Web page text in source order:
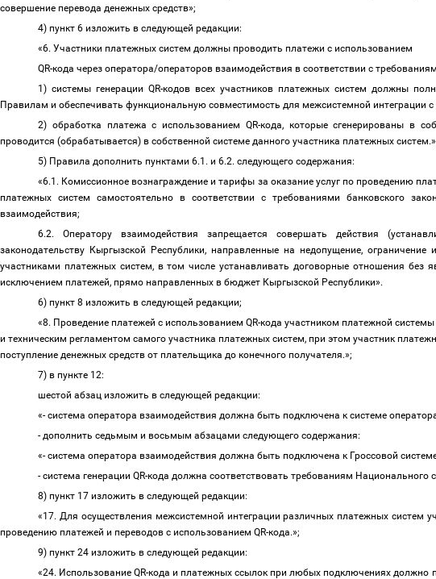
совершение перевода денежных средств»;
4) пункт 6 изложить в следующей редакции:
«6. Участники платежных систем должны проводить платежи с использованием
QR-кода через оператора/операторов взаимодействия в соответствии с
1) системы генерации QR-кодов всех участников платежных систем должны
Правилам и обеспечивать функциональную совместимость для межсистемной интеграции
2) обработка платежа с использованием QR-кода, которые сгенерированы в
проводится (обрабатывается) в собственной системе данного участника платежных
5) Правила дополнить пунктами 6.1. и 6.2. следующего содержания:
«6.1. Комиссионное вознаграждение и тарифы за оказание услуг по проведению
платежных систем самостоятельно в соответствии с требованиями банковского
взаимодействия;
6.2. Оператору взаимодействия запрещается совершать действия
законодательству Кыргызской Республики, направленные на недопущение,
участниками платежных систем, в том числе устанавливать договорные отношения
исключением платежей, прямо направленных в бюджет Кыргызской Республики».
6) пункт 8 изложить в следующей редакции;
«8. Проведение платежей с использованием QR-кода участником платежной
и техническим регламентом самого участника платежных систем, при этом участник
поступление денежных средств от плательщика до конечного получателя.»;
7) в пункте 12:
шестой абзац изложить в следующей редакции:
«- система оператора взаимодействия должна быть подключена к системе
- дополнить седьмым и восьмым абзацами следующего содержания:
«- система оператора взаимодействия должна быть подключена к Гроссовой
- система генерации QR-кода должна соответствовать требованиям
8) пункт 17 изложить в следующей редакции:
«17. Для осуществления межсистемной интеграции различных платежных систем
проведению платежей и переводов с использованием QR-кода.»;
9) пункт 24 изложить в следующей редакции:
«24. Использование QR-кода и платежных ссылок при любых подключениях должно